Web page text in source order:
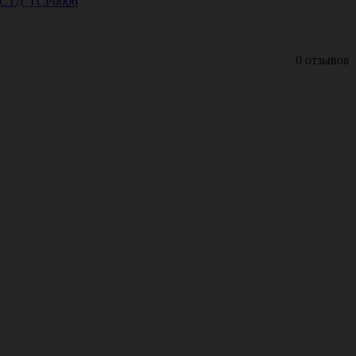
0 отзывов